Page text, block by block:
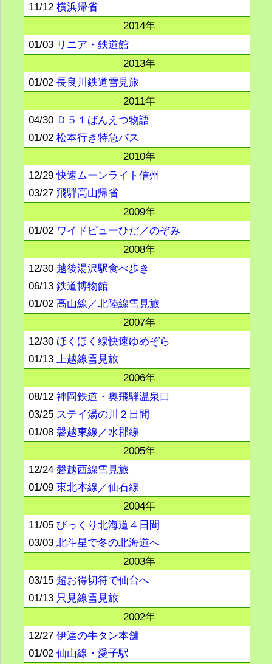
11/12横浜帰省
2014年
01/03 リニア・鉄道館
2013年
01/02長良川鉄道雪見旅
2011年
04/30 Ｄ５１ばんえつ物語
01/02松本行き特急バス
2010年
12/29快速ムーンライト信州
03/27飛騨高山帰省
2009年
01/02 ワイドビューひだ／のぞみ
2008年
12/30 越後湯沢駅食べ歩き
06/13鉄道博物館
01/02高山線／北陸線雪見旅
2007年
12/30 ほくほく線快速ゆめぞら
01/13上越線雪見旅
2006年
08/12神岡鉄道・奥飛騨温泉口
03/25 ステイ湯の川２日間
01/08磐越東線／水郡線
2005年
12/24磐越西線雪見旅
01/09東北本線／仙石線
2004年
11/05びっくり北海道４日間
03/03北斗星で冬の北海道へ
2003年
03/15 超お得切符で仙台へ
01/13 只見線雪見旅
2002年
12/27伊達の牛タン本舗
01/02仙山線・愛子駅